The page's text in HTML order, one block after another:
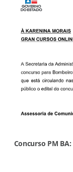
Concurso PM BA: